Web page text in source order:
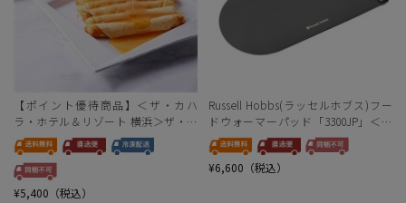
【ポイント優待商品】＜ザ・カハ
ラ・ホテル＆リゾート 横浜＞ザ・カ
ハラ・クラシック・シンパンケーキ
¥5,400（税込）
Russell Hobbs(ラッセルホブス)フー
ドウォーマーパッド「3300JP」＜リ
ゾートトラストセレクション＞
¥6,600（税込）